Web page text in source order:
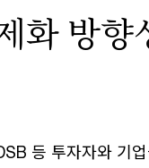
화 방향
등 투자자와 기